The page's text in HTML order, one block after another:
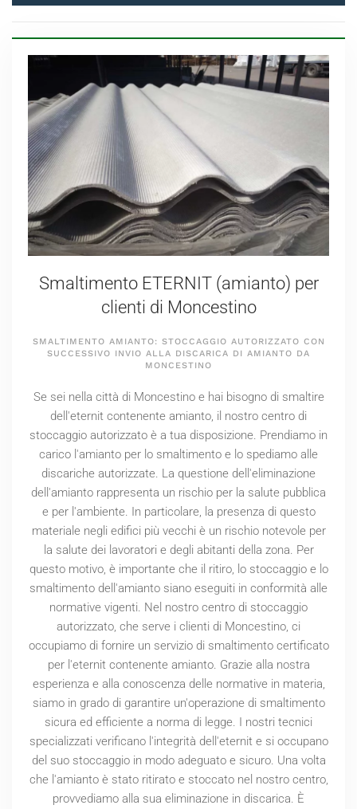
Smaltimento ETERNIT (amianto) per
clienti di Moncestino
SMALTIMENTO AMIANTO: STOCCAGGIO AUTORIZZATO CON
SUCCESSIVO INVIO ALLA DISCARICA DI AMIANTO DA
MONCESTINO
Se sei nella città di Moncestino e hai bisogno di smaltire
dell'eternit contenente amianto, il nostro centro di
stoccaggio autorizzato è a tua disposizione. Prendiamo in
carico l'amianto per lo smaltimento e lo spediamo alle
discariche autorizzate. La questione dell'eliminazione
dell'amianto rappresenta un rischio per la salute pubblica
e per l'ambiente. In particolare, la presenza di questo
materiale negli edifici più vecchi è un rischio notevole per
la salute dei lavoratori e degli abitanti della zona. Per
questo motivo, è importante che il ritiro, lo stoccaggio e lo
smaltimento dell'amianto siano eseguiti in conformità alle
normative vigenti. Nel nostro centro di stoccaggio
autorizzato, che serve i clienti di Moncestino, ci
occupiamo di fornire un servizio di smaltimento certificato
per l'eternit contenente amianto. Grazie alla nostra
esperienza e alla conoscenza delle normative in materia,
siamo in grado di garantire un'operazione di smaltimento
sicura ed efficiente a norma di legge. I nostri tecnici
specializzati verificano l'integrità dell'eternit e si occupano
del suo stoccaggio in modo adeguato e sicuro. Una volta
che l'amianto è stato ritirato e stoccato nel nostro centro,
provvediamo alla sua eliminazione in discarica. È